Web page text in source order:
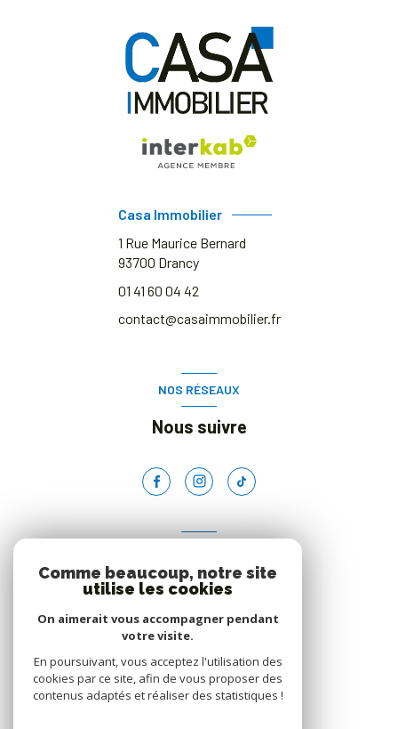
Casa Immobilier
1 Rue Maurice Bernard
93700 Drancy
01 41 60 04 42
contact@casaimmobilier.fr
NOS RÉSEAUX
Nous suivre
Nous adhérons
Comme beaucoup, notre site
utilise les cookies
On aimerait vous accompagner pendant
votre visite.
En poursuivant, vous acceptez l'utilisation des
cookies par ce site, afin de vous proposer des
contenus adaptés et réaliser des statistiques !